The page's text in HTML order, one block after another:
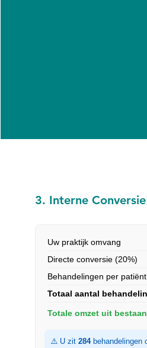
3. Interne Conversie
Uw praktijk omvang
Directe conversie (20%)
Behandelingen per patiënt
Totaal aantal
Totale omzet uit
⚠️ U zit 284behandelingen